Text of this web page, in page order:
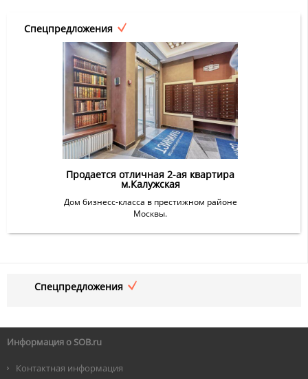
Спецпредложения
Продается отличная 2-ая квартира
м.Калужская
Дом бизнесс-класса в престижном районе
Москвы.
Спецпредложения
Информация о SOB.ru
Контактная информация